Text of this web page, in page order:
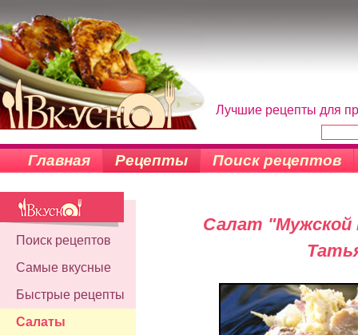
Лучшие рецепты для
Главная Рецепты Поиск рецептов
Поиск рецептов
Самые вкусные
Быстрые рецепты
Салаты
Салат "Мужской